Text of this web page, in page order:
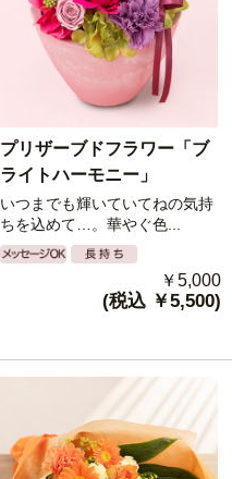
プリザーブドフラワー「ブ
ライトハーモニー」
いつまでも輝いていてねの気持
ちを込めて…。華やぐ色...
￥5,000
(税込 ￥5,500)